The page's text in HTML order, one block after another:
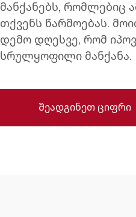
მანქანებს, რომლებიც
თქვენს წარმოებას.
დემო დღესვე, რომ
სრულყოფილი მანქანა.
Შეადგინეთ ციფრი